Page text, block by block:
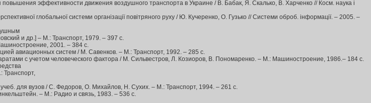
эффективности движения воздушного транспорта в Украине / В. Бабак, Я. Скалько, В. Харченко // Косм. наука і
глобальної системи організації повітряного руху / Ю. Кучеренко, О. Гузько // Системи оброб. інформації. – 2005. –
и др.] – М.: Транспорт, 1979. – 397 с.
2001. – 384 с.
авиационных систем / М. Савенков. – М.: Транспорт, 1992. – 285 с.
с учетом человеческого фактора / М. Сильвестров, Л. Козиоров, В. Пономаренко. – М.: Машиностроение, 1986.– 184 с.
Транспорт,
для вузов / С. Федоров, О. Михайлов, Н. Сухих. – М.: Транспорт, 1994. – 261 с.
– М.: Радио и связь, 1983. – 536 с.